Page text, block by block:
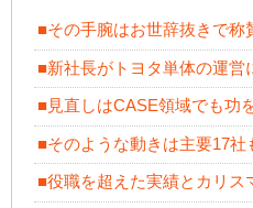
■その手腕はお世辞抜きで称
■新社長がトヨタ単体の運営
■見直しはCASE領域でも功
■そのような動きは主要17社
■役職を超えた実績とカリス